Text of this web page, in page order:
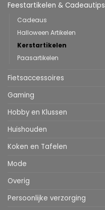
Feestartikelen & Cadeautips
Cadeaus
Halloween Artikelen
Kerstartikelen
Paasartikelen
Fietsaccessoires
Gaming
Hobby en Klussen
Huishouden
Koken en Tafelen
Mode
Overig
Persoonlijke verzorging